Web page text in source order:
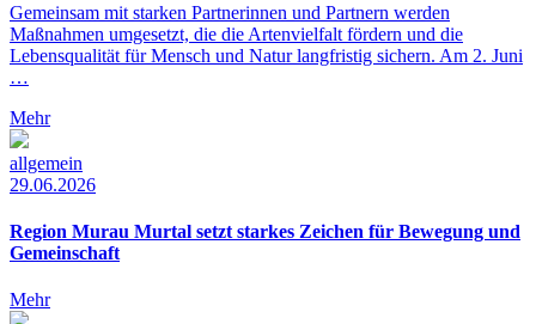
Gemeinsam mit starken Partnerinnen und Partnern werden
Maßnahmen umgesetzt, die die Artenvielfalt fördern und die
Lebensqualität für Mensch und Natur langfristig sichern. Am 2. Juni
…
Mehr
allgemein
29.06.2026
Region Murau Murtal setzt starkes Zeichen für Bewegung und
Gemeinschaft
Mehr